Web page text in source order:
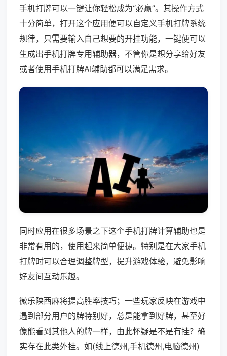
手机打牌可以一键让你轻松成为“必赢”。其操作方式
十分简单，打开这个应用便可以自定义手机打牌系统
规律，只需要输入自己想要的开挂功能，一键便可以
生成出手机打牌专用辅助器，不管你是想分享给好友
或者使用手机打牌AI辅助都可以满足需求。
同时应用在很多场景之下这个手机打牌计算辅助也是
非常有用的，使用起来简单便捷。特别是在大家手机
打牌时可以合理调整牌型，提升游戏体验，避免影响
好友间互动乐趣。
微乐陕西麻将提高胜率技巧；一些玩家反映在游戏中
遇到部分用户的牌特别好，总是能拿到好牌，甚至好
像能看到其他人的牌一样，由此怀疑是不是有挂？确
实存在此类外挂。如(线上德州,手机德州,电脑德州)